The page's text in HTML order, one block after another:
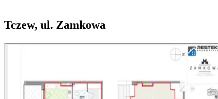
Tczew, ul. Zamkowa